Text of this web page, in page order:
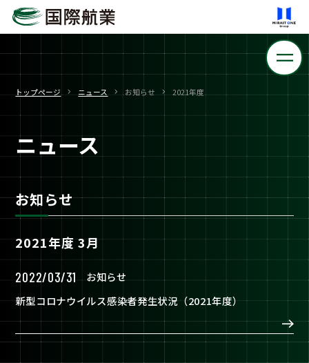
トップページ ニュース お知らせ 2021年度
ニュース
お知らせ
2021年度 3月
2022/03/31
お知らせ
新型コロナウイルス感染者発生状況（2021年度）